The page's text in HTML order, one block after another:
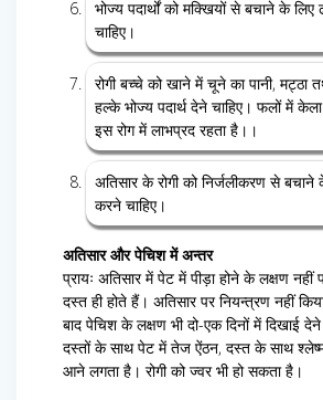
भोज्य पदार्थों को मक्खियों से बचाने के
चाहिए।
रोगी बच्चे को खाने में चूने का पानी, मट्ठा
हल्के भोज्य पदार्थ देने चाहिए। फलों में
इस रोग में लाभप्रद रहता है।।
अतिसार के रोगी को निर्जलीकरण से
करने चाहिए।
अतिसार और पेचिश में अन्तर
प्रायः अतिसार में पेट में पीड़ा होने के लक्षण
दस्त ही होते हैं। अतिसार पर नियन्त्रण नहीं
बाद पेचिश के लक्षण भी दो-एक दिनों में दिखाई
दस्तों के साथ पेट में तेज ऐंठन, दस्त के साथ
आने लगता है। रोगी को ज्वर भी हो सकता है।